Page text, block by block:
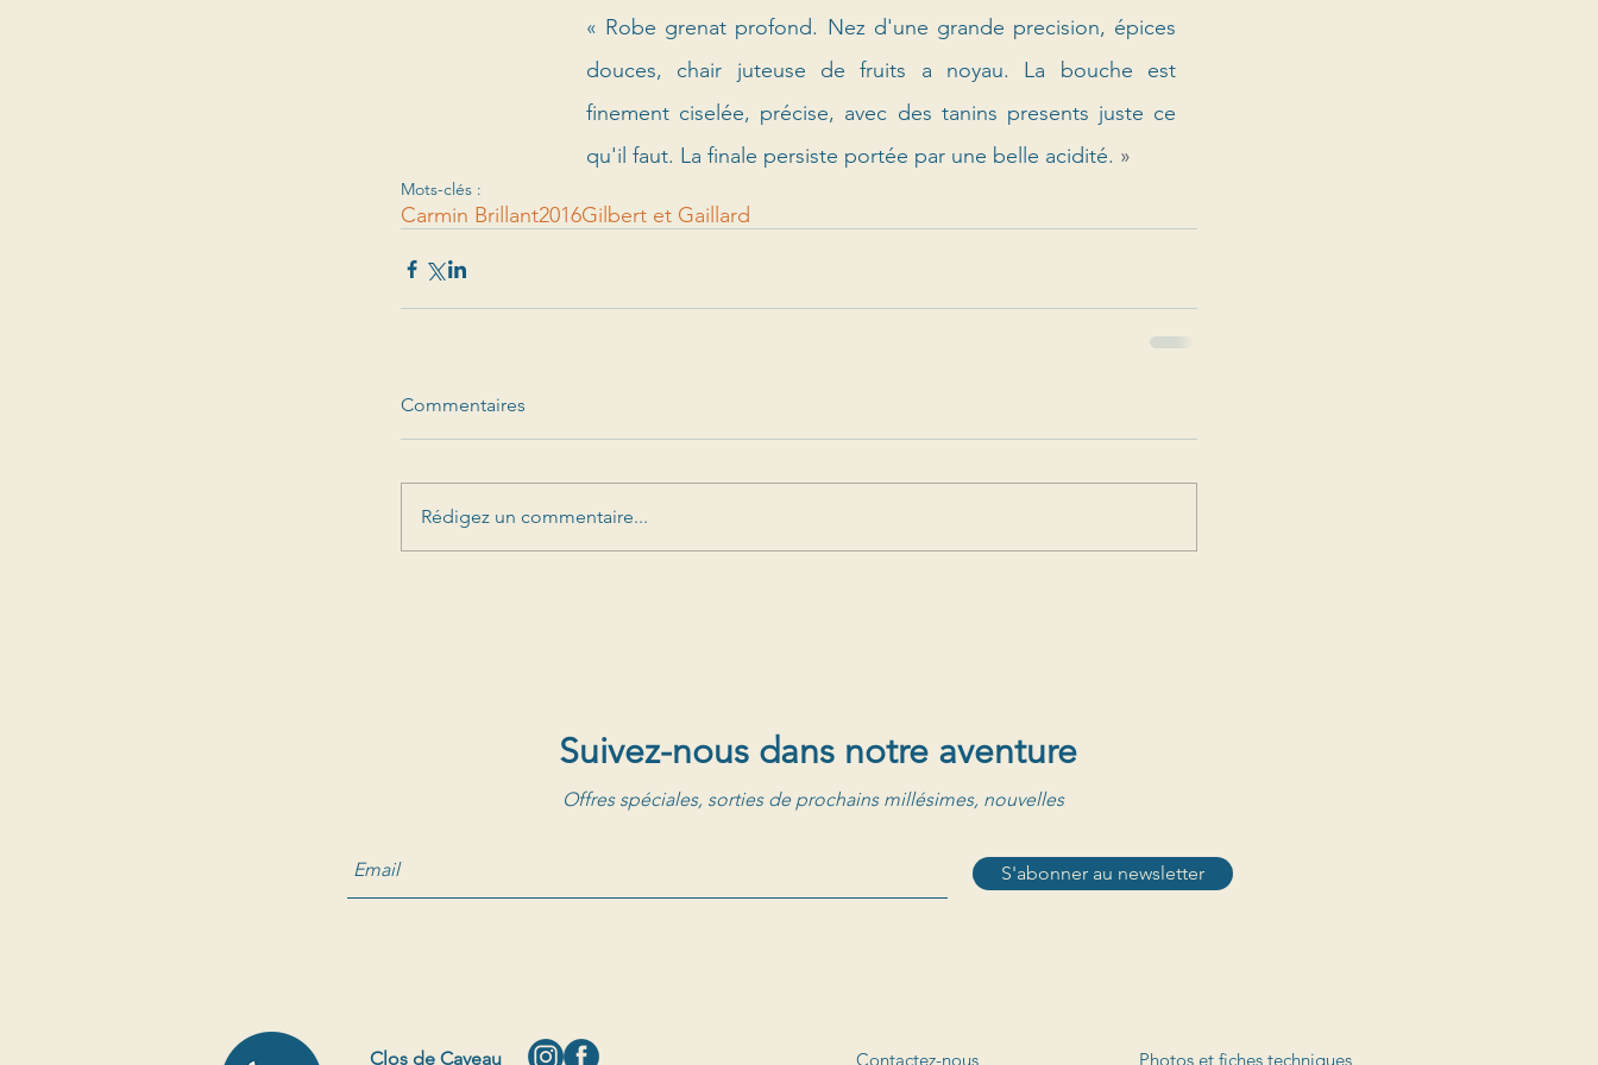
« Robe grenat profond. Nez d'une grande precision, épices
douces, chair juteuse de fruits a noyau. La bouche est
finement ciselée, précise, avec des tanins presents juste ce
qu'il faut. La finale persiste portée par une belle acidité. »
Mots-clés :
Carmin Brillant2016Gilbert et Gaillard
Commentaires
Rédigez un commentaire...
Suivez-nous dans notre aventure
Offres spéciales, sorties de prochains millésimes, nouvelles
S'abonner au newsletter
Clos de Caveau Contactez-nous Photos et fiches techniques